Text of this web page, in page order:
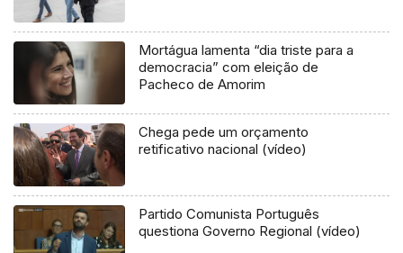
Mortágua lamenta “dia triste para a
democracia” com eleição de
Pacheco de Amorim
Chega pede um orçamento
retificativo nacional (vídeo)
Partido Comunista Português
questiona Governo Regional (vídeo)